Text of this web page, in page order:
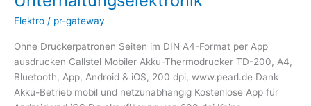
Elektro / pr-gateway
Ohne Druckerpatronen Seiten im DIN A4-Format per App
ausdrucken Callstel Mobiler Akku-Thermodrucker TD-200, A4,
Bluetooth, App, Android & iOS, 200 dpi, www.pearl.de Dank
Akku-Betrieb mobil und netzunabhängig Kostenlose App für